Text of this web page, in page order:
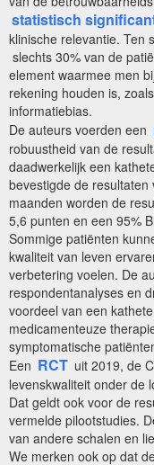
statistisch
klinische relevantie. Ten
slechts 30% van de
element waarmee men
rekening houden is,
informatiebias.
De auteurs voerden een
robuustheid van de
daadwerkelijk een
bevestigde de
maanden worden de
5,6 punten en een 95%
Sommige patiënten
kwaliteit van leven
verbetering voelen. De
respondentanalyses en
voordeel van een
medicamenteuze
symptomatische
Een RCT uit 2019, de
levenskwaliteit onder de
Dat geldt ook voor de
vermelde pilootstudies.
van andere schalen en
We merken ook op dat